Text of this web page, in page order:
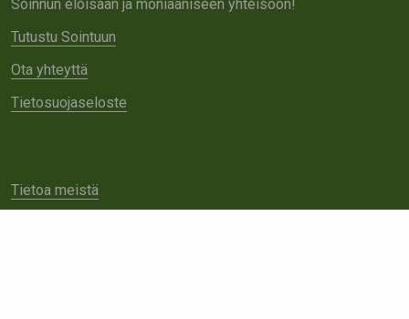
Soinnun eloisaan ja moniääniseen yhteisöön!
Tutustu Sointuun
Ota yhteyttä
Tietosuojaseloste
Tietoa meistä